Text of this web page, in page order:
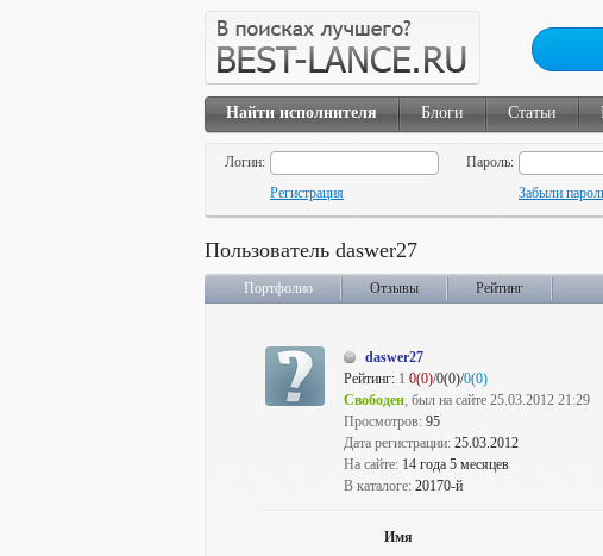
Найти исполнителя Блоги Статьи
Логин:
Пароль:
Регистрация
Забыли
Пользователь daswer27
Портфолио Отзывы Рейтинг
daswer27
Рейтинг: 1 0(0)/0(0)/0(0)
Свободен, был на сайте 25.03.2012 21:29
Просмотров: 95
Дата регистрации: 25.03.2012
На сайте: 14 года 5 месяцев
В каталоге: 20170-й
Имя